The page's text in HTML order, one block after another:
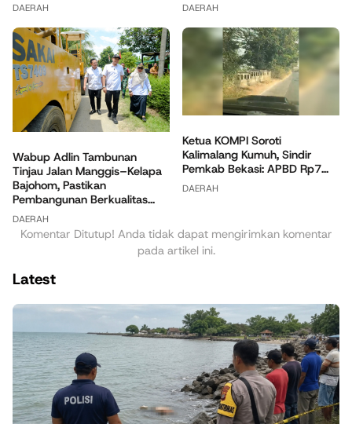
DAERAH DAERAH
Wabup Adlin Tambunan
Tinjau Jalan Manggis–Kelapa
Bajohom, Pastikan
Pembangunan Berkualitas...
DAERAH
Ketua KOMPI Soroti
Kalimalang Kumuh, Sindir
Pemkab Bekasi: APBD Rp7...
DAERAH
Komentar Ditutup! Anda tidak dapat mengirimkan komentar
pada artikel ini.
Latest